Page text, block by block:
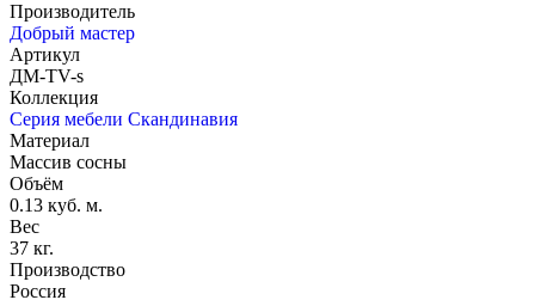
Производитель
Добрый мастер
Артикул
ДМ-ТV-s
Коллекция
Серия мебели Скандинавия
Материал
Массив сосны
Объём
0.13 куб. м.
Вес
37 кг.
Производство
Россия